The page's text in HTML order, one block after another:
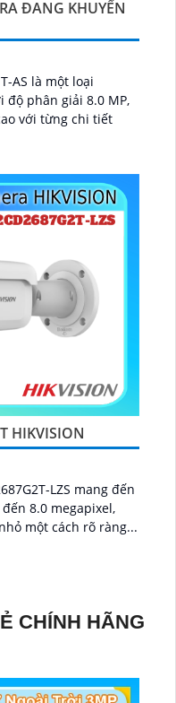
ĐANG KHUYẾN
AS là một loại
độ phân giải 8.0 MP,
với từng chi tiết
HIKVISION
LZS mang đến
8.0 megapixel,
một cách rõ ràng...
CHÍNH HÃNG